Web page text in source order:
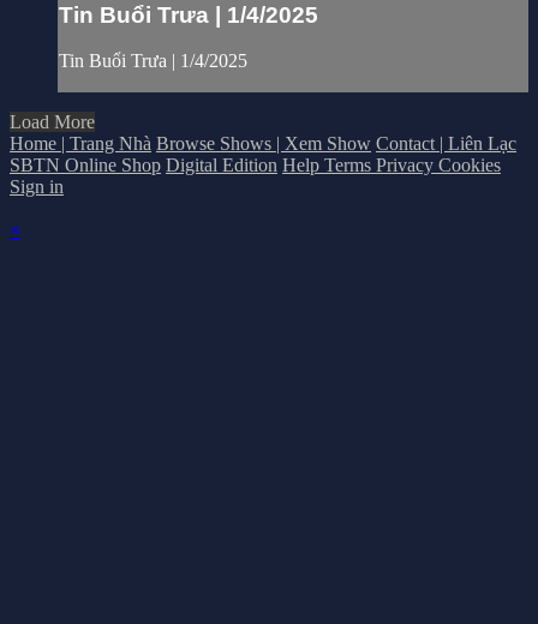
Tin Buổi Trưa | 1/4/2025
Tin Buổi Trưa | 1/4/2025
Load More
Home | Trang Nhà Browse Shows | Xem Show Contact | Liên Lạc
SBTN Online Shop Digital Edition Help Terms Privacy Cookies
Sign in
×